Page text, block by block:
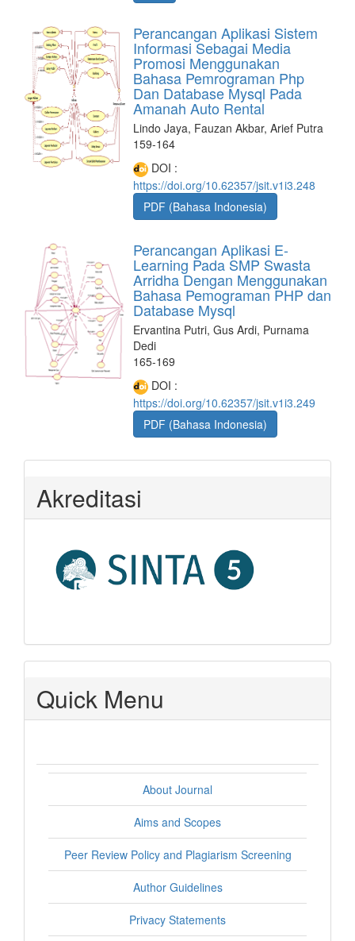
Perancangan Aplikasi Sistem
Informasi Sebagai Media
Promosi Menggunakan
Bahasa Pemrograman Php
Dan Database Mysql Pada
Amanah Auto Rental
Lindo Jaya, Fauzan Akbar, Arief Putra
159-164
DOI :
https://doi.org/10.62357/jsit.v1i3.248
PDF (Bahasa Indonesia)
Perancangan Aplikasi E-
Learning Pada SMP Swasta
Arridha Dengan Menggunakan
Bahasa Pemograman PHP dan
Database Mysql
Ervantina Putri, Gus Ardi, Purnama
Dedi
165-169
DOI :
https://doi.org/10.62357/jsit.v1i3.249
PDF (Bahasa Indonesia)
Akreditasi
Quick Menu
About Journal
Aims and Scopes
Peer Review Policy and Plagiarism Screening
Author Guidelines
Privacy Statements